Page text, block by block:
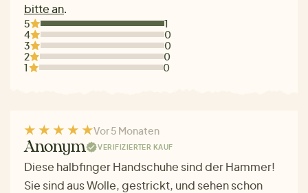
bitte an.
5
1
4
0
3
0
2
0
1
0
Vor 5 Monaten
Anonym VERIFIZIERTER KAUF
Diese halbfinger Handschuhe sind der Hammer!
Sie sind aus Wolle, gestrickt, und sehen schon